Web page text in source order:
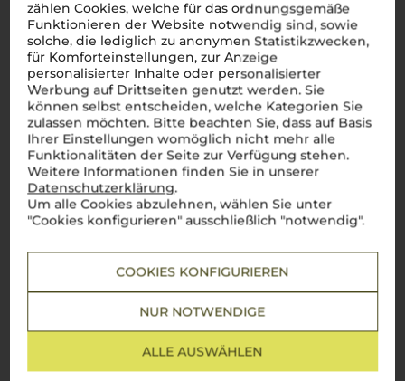
zählen Cookies, welche für das ordnungsgemäße
Funktionieren der Website notwendig sind, sowie
solche, die lediglich zu anonymen Statistikzwecken,
für Komforteinstellungen, zur Anzeige
personalisierter Inhalte oder personalisierter
Werbung auf Drittseiten genutzt werden. Sie
können selbst entscheiden, welche Kategorien Sie
zulassen möchten. Bitte beachten Sie, dass auf Basis
Ihrer Einstellungen womöglich nicht mehr alle
Funktionalitäten der Seite zur Verfügung stehen.
Weitere Informationen finden Sie in unserer
Datenschutzerklärung.
Um alle Cookies abzulehnen, wählen Sie unter
"Cookies konfigurieren" ausschließlich "notwendig".
COOKIES KONFIGURIEREN
NUR NOTWENDIGE
ALLE AUSWÄHLEN
Italiens in jedem Schluck spürbar werden.Perfetto!
Mehr Weine aus Toskana